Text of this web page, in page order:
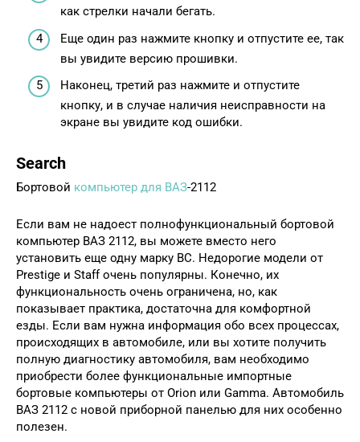
как стрелки начали бегать.
Еще один раз нажмите кнопку и отпустите ее, так
вы увидите версию прошивки.
Наконец, третий раз нажмите и отпустите
кнопку, и в случае наличия неисправности на
экране вы увидите код ошибки.
Search
Бортовой компьютер для ВАЗ-2112
Если вам не надоест полнофункциональный бортовой
компьютер ВАЗ 2112, вы можете вместо него
установить еще одну марку BC. Недорогие модели от
Prestige и Staff очень популярны. Конечно, их
функциональность очень ограничена, но, как
показывает практика, достаточна для комфортной
езды. Если вам нужна информация обо всех процессах,
происходящих в автомобиле, или вы хотите получить
полную диагностику автомобиля, вам необходимо
приобрести более функциональные импортные
бортовые компьютеры от Orion или Gamma. Автомобиль
ВАЗ 2112 с новой приборной панелью для них особенно
полезен.